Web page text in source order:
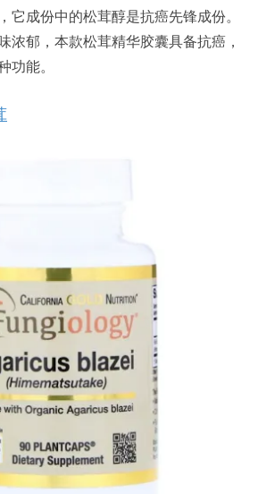
它成份中的松茸醇是抗癌先锋成份。
浓郁，本款松茸精华胶囊具备抗癌，
功能。